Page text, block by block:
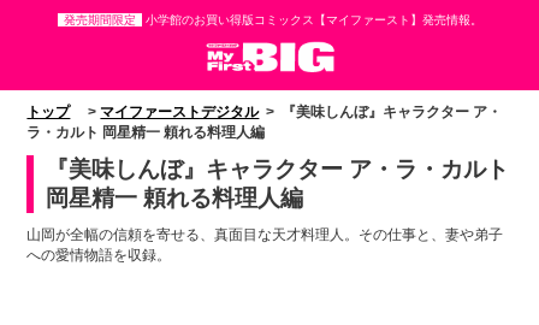
発売期間限定 小学館のお買い得版コミックス【マイファースト】発売情報。
トップ> マイファーストデジタル> 『美味しんぼ』キャラクター ア・
ラ・カルト 岡星精一 頼れる料理人編
『美味しんぼ』キャラクター ア・ラ・カルト
岡星精一 頼れる料理人編
山岡が全幅の信頼を寄せる、真面目な天才料理人。その仕事と、妻や弟子
への愛情物語を収録。